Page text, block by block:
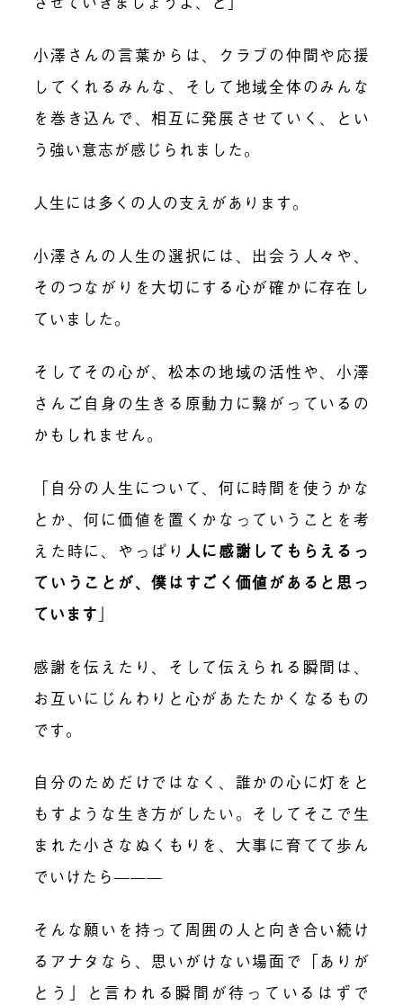
小澤さんの言葉からは、クラブの仲間や応援
してくれるみんな、そして地域全体のみんな
を巻き込んで、相互に発展させていく、とい
う強い意志が感じられました。
人生には多くの人の支えがあります。
小澤さんの人生の選択には、出会う人々や、
そのつながりを大切にする心が確かに存在し
ていました。
そしてその心が、松本の地域の活性や、小澤
さんご自身の生きる原動力に繋がっているの
かもしれません。
「自分の人生について、何に時間を使うかな
とか、何に価値を置くかなっていうことを考
えた時に、やっぱり 人に感謝してもらえるっ
ていうことが、僕はすごく価値があると思っ
ています 」
感謝を伝えたり、そして伝えられる瞬間は、
お互いにじんわりと心があたたかくなるもの
です。
自分のためだけではなく、誰かの心に灯をと
もすような生き方がしたい。そしてそこで生
まれた小さなぬくもりを、大事に育てて歩ん
でいけたら———
そんな願いを持って周囲の人と向き合い続け
るアナタなら、思いがけない場面で「ありが
とう」と言われる瞬間が待っているはずで